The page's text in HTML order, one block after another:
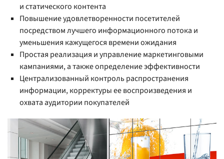
и статического контента
Повышение удовлетворенности посетителей
посредством лучшего информационного потока и
уменьшения кажущегося времени ожидания
Простая реализация и управление маркетинговыми
кампаниями, а также определение эффективности
Централизованный контроль распространения
информации, корректуры ее воспроизведения и
охвата аудитории покупателей